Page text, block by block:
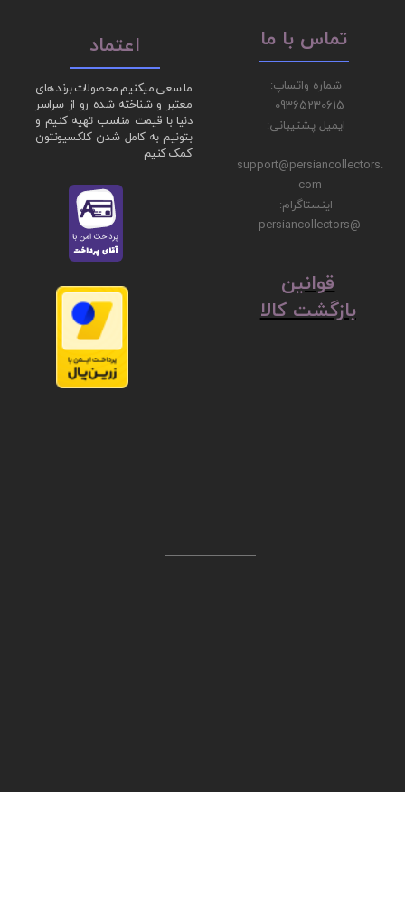
ما سعی میکنیم محصولات برند های
معتبر و شناخته شده رو از سراسر
دنیا با قیمت مناسب تهیه کنیم و
بتونیم به کامل شدن کلکسیونتون
کمک کنیم
شماره واتساپ:
09365230615
ایمیل پشتیبانی:
support@persiancollectors.
com
اینستاگرام:
@persiancollectors
تماس با ما اعتماد
ق​​​​​​​وانین
بازگشت کالا